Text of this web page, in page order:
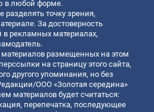
в любой форме.
разделять точку зрения,
За достоверность
рекламных материалах,
размещенных на этом
на страницу этого сайта,
другого упоминания, но без
ООО «Золотая середина»
материалов будет считаться:
перепечатка, последующее